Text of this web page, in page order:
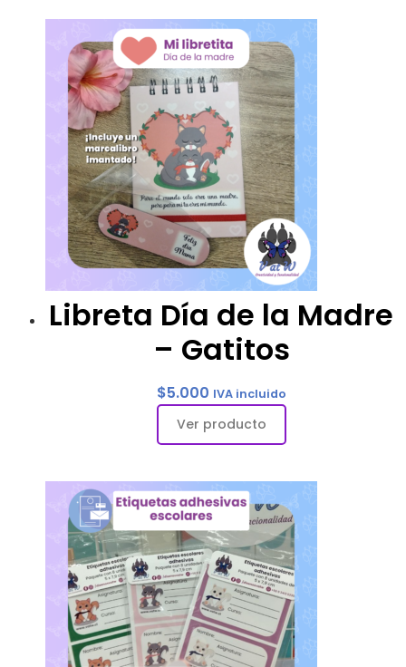
Libreta Día de la Madre
– Gatitos
$5.000 IVA incluido